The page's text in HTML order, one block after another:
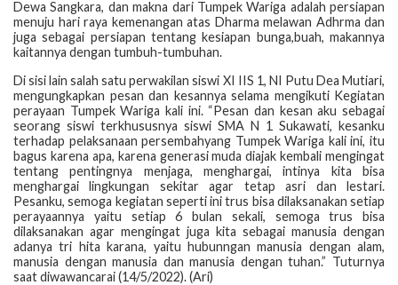
Dewa Sangkara, dan makna dari Tumpek Wariga adalah persiapan
menuju hari raya kemenangan atas Dharma melawan Adhrma dan
juga sebagai persiapan tentang kesiapan bunga,buah, makannya
kaitannya dengan tumbuh-tumbuhan.
Di sisi lain salah satu perwakilan siswi XI IIS 1, NI Putu Dea Mutiari,
mengungkapkan pesan dan kesannya selama mengikuti Kegiatan
perayaan Tumpek Wariga kali ini. “Pesan dan kesan aku sebagai
seorang siswi terkhususnya siswi SMA N 1 Sukawati, kesanku
terhadap pelaksanaan persembahyang Tumpek Wariga kali ini, itu
bagus karena apa, karena generasi muda diajak kembali mengingat
tentang pentingnya menjaga, menghargai, intinya kita bisa
menghargai lingkungan sekitar agar tetap asri dan lestari.
Pesanku, semoga kegiatan seperti ini trus bisa dilaksanakan setiap
perayaannya yaitu setiap 6 bulan sekali, semoga trus bisa
dilaksanakan agar mengingat juga kita sebagai manusia dengan
adanya tri hita karana, yaitu hubunngan manusia dengan alam,
manusia dengan manusia dan manusia dengan tuhan.” Tuturnya
saat diwawancarai (14/5/2022). (Ari)